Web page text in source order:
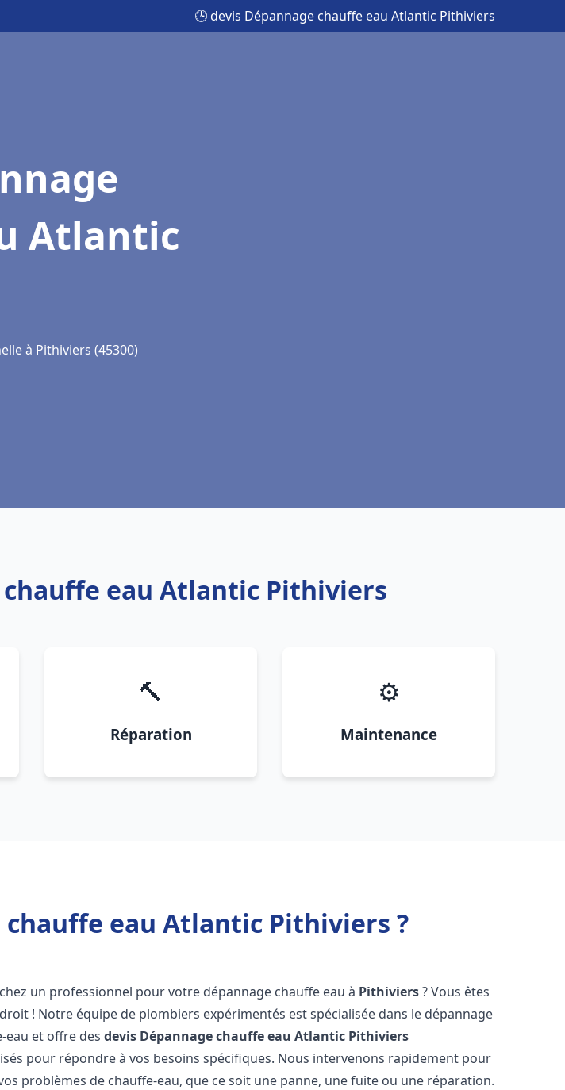
🕒 devis Dépannage chauffe eau Atlantic Pithiviers
Atlantic
à Pithiviers (45300)
chauffe eau Atlantic Pithiviers
🔨
Réparation
⚙️
Maintenance
chauffe eau Atlantic Pithiviers ?
un professionnel pour votre dépannage chauffe eau à Pithiviers? Vous êtes
! Notre équipe de plombiers expérimentés est spécialisée dans le dépannage
eau et offre desdevis Dépannage chauffe eau Atlantic Pithiviers
pour répondre à vos besoins spécifiques. Nous intervenons rapidement pour
problèmes de chauffe-eau, que ce soit une panne, une fuite ou une réparation.